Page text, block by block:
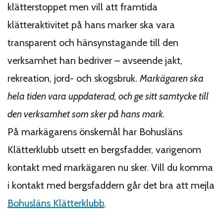
klätterstoppet men vill att framtida
klätteraktivitet på hans marker ska vara
transparent och hänsynstagande till den
verksamhet han bedriver – avseende jakt,
rekreation, jord- och skogsbruk. Markägaren ska
hela tiden vara uppdaterad, och ge sitt samtycke till
den verksamhet som sker på hans mark.
På markägarens önskemål har Bohusläns
Klätterklubb utsett en bergsfadder, varigenom
kontakt med markägaren nu sker. Vill du komma
i kontakt med bergsfaddern går det bra att mejla
Bohusläns Klätterklubb.